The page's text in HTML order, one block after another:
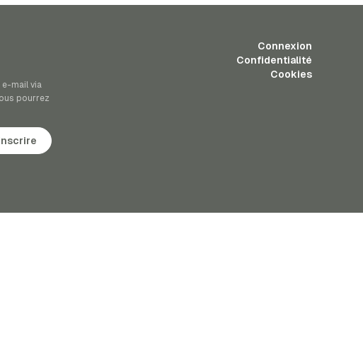
mail via
pourrez
Connexion
Confidentialité
Cookies